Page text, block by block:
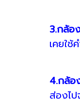
3.กล้อ
เคยใช้
4.กล้อ
ส่องไ